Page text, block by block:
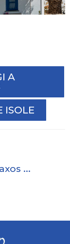
A
ISOLE
...